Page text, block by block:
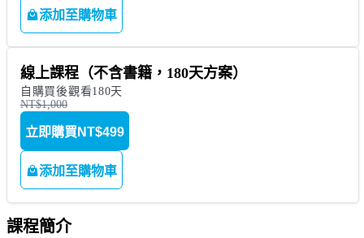
添加至購物車
線上課程（不含書籍，180天方案）
自購買後觀看180天
NT$1,000
立即購買 NT$499
添加至購物車
課程簡介